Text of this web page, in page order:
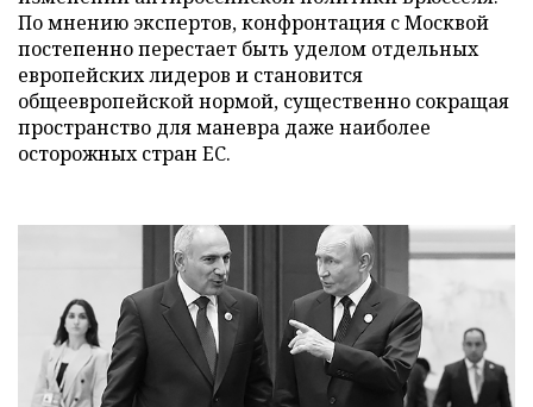
По мнению экспертов, конфронтация с Москвой
постепенно перестает быть уделом отдельных
европейских лидеров и становится
общеевропейской нормой, существенно сокращая
пространство для маневра даже наиболее
осторожных стран ЕС.